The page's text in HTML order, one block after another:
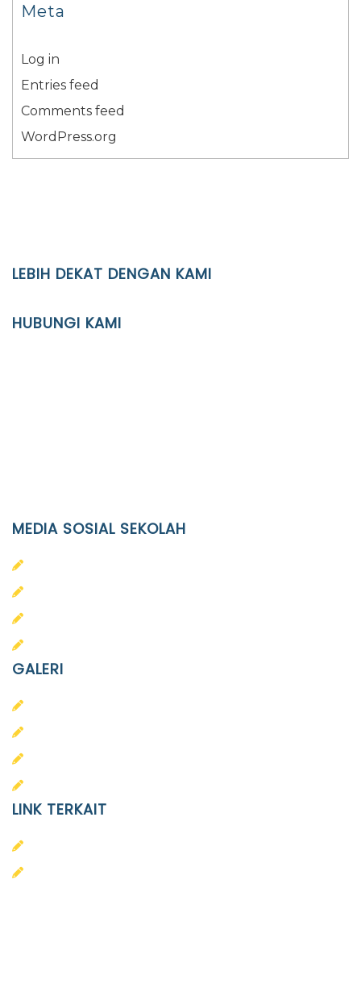
Meta
Log in
Entries feed
Comments feed
WordPress.org
LEBIH DEKAT DENGAN KAMI
HUBUNGI KAMI
MEDIA SOSIAL SEKOLAH
GALERI
LINK TERKAIT